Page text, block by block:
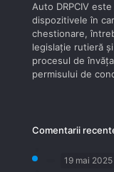
Auto DRPCIV
dispozitivele în
chestionare,
legislaţie rutieră
procesul de
permisului de
Comentarii
19 mai 2025